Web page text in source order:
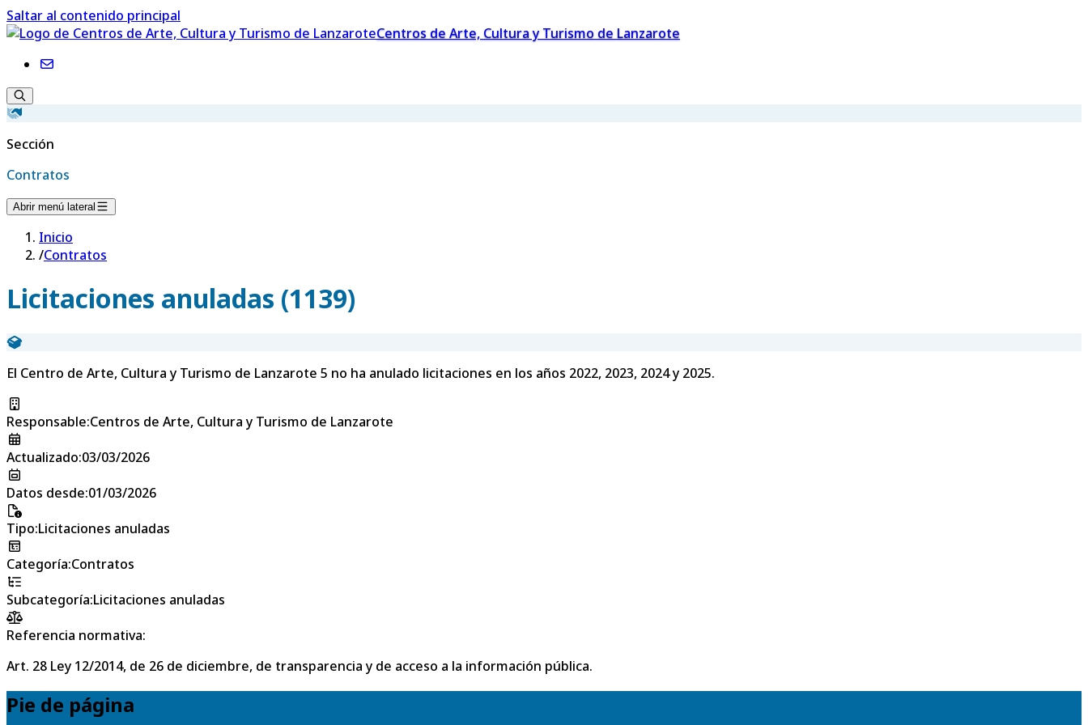
Saltar al contenido principal
Centros de Arte, Cultura y Turismo de Lanzarote
Sección
Contratos
Abrir menú lateral
Inicio
/Contratos
Licitaciones anuladas (1139)
El Centro de Arte, Cultura y Turismo de Lanzarote 5 no ha anulado licitaciones en los años 2022, 2023, 2024 y 2025.
Responsable:Centros de Arte, Cultura y Turismo de Lanzarote
Actualizado:03/03/2026
Datos desde:01/03/2026
Tipo:Licitaciones anuladas
Categoría:Contratos
Subcategoría:Licitaciones anuladas
Referencia normativa:
Art. 28 Ley 12/2014, de 26 de diciembre, de transparencia y de acceso a la información pública.
Pie de página